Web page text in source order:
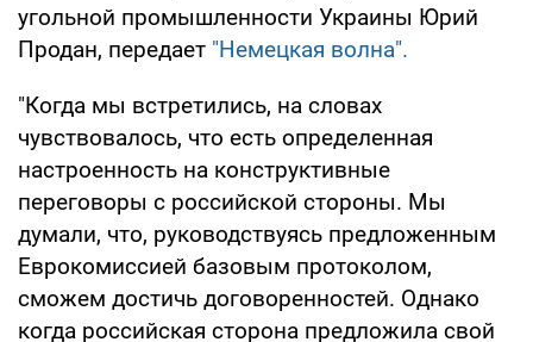
угольной промышленности Украины Юрий
Продан, передает "Немецкая волна".
"Когда мы встретились, на словах
чувствовалось, что есть определенная
настроенность на конструктивные
переговоры с российской стороны. Мы
думали, что, руководствуясь предложенным
Еврокомиссией базовым протоколом,
сможем достичь договоренностей. Однако
когда российская сторона предложила свой